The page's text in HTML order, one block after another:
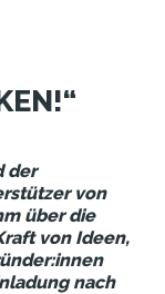
der
von
über die
von Ideen,
nach